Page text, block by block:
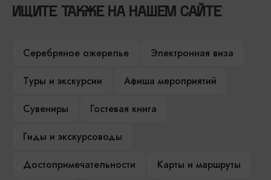
ИЩИТЕ ТАКЖЕ НА НАШЕМ САЙТЕ
Серебряное ожерелье
Электронная виза
Туры и экскурсии
Афиша мероприятий
Сувениры
Гостевая книга
Гиды и экскурсоводы
Достопримечательности
Карты и маршруты